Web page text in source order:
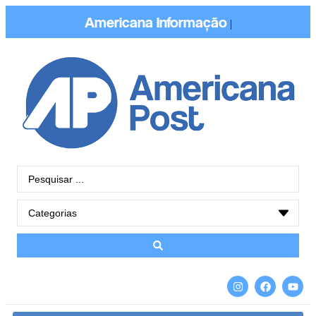
Americana Informação|